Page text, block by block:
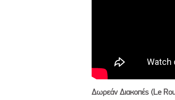
Δωρεάν Διακοπές (Le